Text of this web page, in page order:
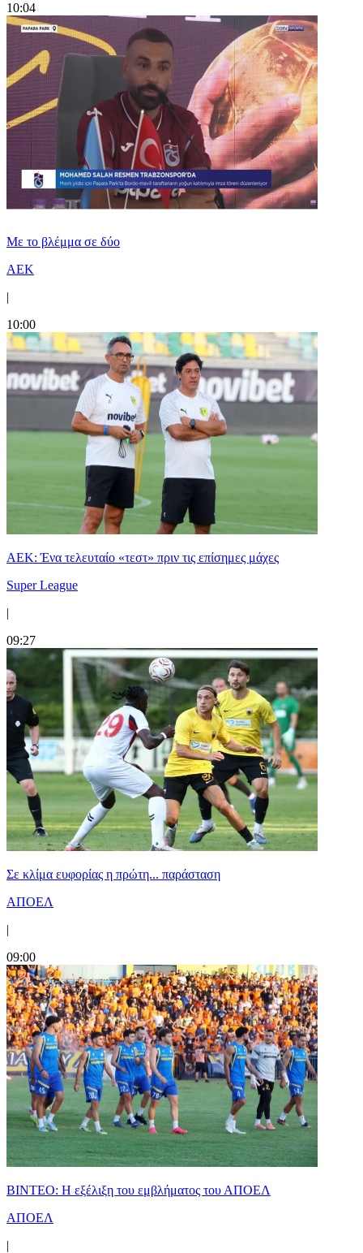
10:04
Με το βλέμμα σε δύο
ΑΕΚ
|
10:00
ΑΕΚ: Ένα τελευταίο «τεστ» πριν τις επίσημες μάχες
Super League
|
09:27
Σε κλίμα ευφορίας η πρώτη... παράσταση
ΑΠΟΕΛ
|
09:00
ΒΙΝΤΕΟ: Η εξέλιξη του εμβλήματος του ΑΠΟΕΛ
ΑΠΟΕΛ
|